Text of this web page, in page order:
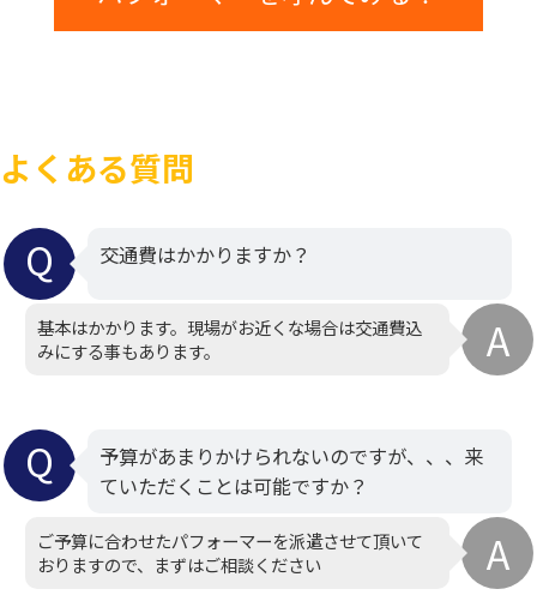
よくある質問
交通費はかかりますか？
基本はかかります。現場がお近くな場合は交通費込
みにする事もあります。
予算があまりかけられないのですが、、、来
ていただくことは可能ですか？
ご予算に合わせたパフォーマーを派遣させて頂いて
おりますので、まずはご相談ください